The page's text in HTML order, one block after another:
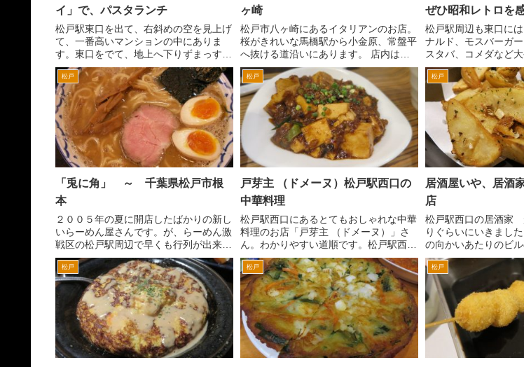
イ」で、パスタランチ
松戸駅東口を出て、右斜めの空を見上げ
て、一番高いマンションの中にありま
す。東口をでて、地上へ下りずまっすぐ
イトーヨーカドーまでいき、右へ行くと
このこのマンションまでいけます。
このマンション「ライオンズステーショ
ンタワー松戸」の３階にカポ...
ヶ崎
松戸市八ヶ崎にあるイタリアンのお店。
桜がきれいな馬橋駅から小金原、常盤平
へ抜ける道沿いにあります。 店内は、
シンプルなカジュアルレストランという
感じです。カウンター席 が約5席、 テー
ブル席 が、4人掛け×5卓です。日替わり
ランチ 850円...
ぜひ昭和レトロを
松戸駅周辺も東口に
ナルド、モスバーガー
スタバ、コメダなど
店が増えてます。
トロな感じが満点の
店が松戸駅西口にあ
ロータリーの中央の
松戸
「兎に角」 ～ 千葉県松戸市根
本
２００５年の夏に開店したばかりの新し
いらーめん屋さんです。が、らーめん激
戦区の松戸駅周辺で早くも行列が出来る
お店となってます。昼食時などは、結構
外で待つ人の列を見る場合が多いので人
気があることは間違いないでしょう。
場所は、ＪＲ松戸駅東口を...
松戸
戸芽主 （ドメーヌ）松戸駅西口の
中華料理
松戸駅西口にあるとてもおしゃれな中華
料理のお店「戸芽主 （ドメーヌ）」さ
ん。わかりやすい道順です。松戸駅西口
をでて、ロータリーをまっすぐ江戸川方
面へ。 すぐに旧水戸街道の交差点に
ぶつかるので、右へ。次の信号の手前右
手にあります。ロイヤルホ...
松戸
居酒屋いや、居酒
店
松戸駅西口の居酒家
りぐらいにいきまし
の向かいあたりのビ
す。 入店すると、
ょうは、自動車を運
しゃいますか？」。
れた。飲ませたほうも
松戸 松戸 松戸